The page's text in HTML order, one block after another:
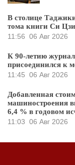
В столице
тома книги Си
11:56 06 Авг 2026
К 90-летию
присоединился к
11:45 06 Авг 2026
Добавленная
машиностроения
6,4 % в годовом
11:03 06 Авг 2026